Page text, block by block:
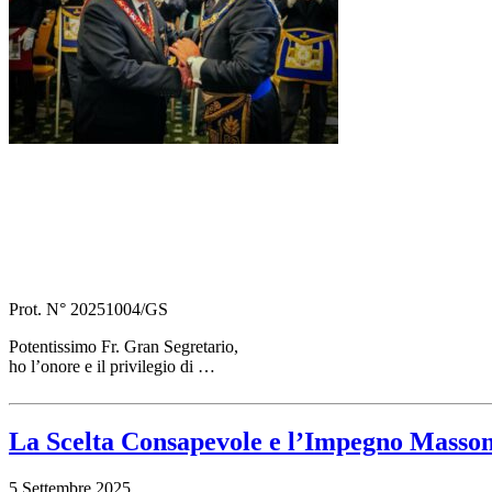
Prot. N° 20251004/GS
Potentissimo Fr. Gran Segretario,
ho l’onore e il privilegio di …
La Scelta Consapevole e l’Impegno
5 Settembre 2025